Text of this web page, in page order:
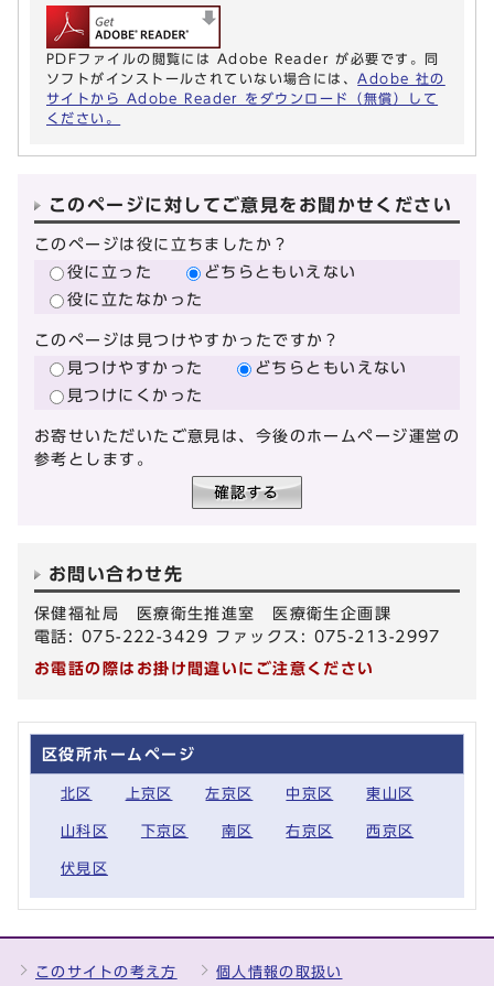
PDFファイルの閲覧には Adobe Reader が必要です。同
ソフトがインストールされていない場合には、 Adobe 社の
サイトから Adobe Reader をダウンロード（無償）して
ください。
このページに対してご意見をお聞かせください
このページは役に立ちましたか？
役に立った
どちらともいえない
役に立たなかった
このページは見つけやすかったですか？
見つけやすかった
どちらともいえない
見つけにくかった
お寄せいただいたご意見は、今後のホームページ運営の
参考とします。
お問い合わせ先
保健福祉局 医療衛生推進室 医療衛生企画課
電話: 075-222-3429 ファックス: 075-213-2997
お電話の際はお掛け間違いにご注意ください
区役所ホームページ
北区 上京区 左京区 中京区 東山区
山科区 下京区 南区 右京区 西京区
伏見区
このサイトの考え方 個人情報の取扱い